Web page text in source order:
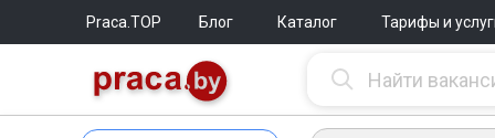
Praca.TOP Блог Каталог Тарифы и